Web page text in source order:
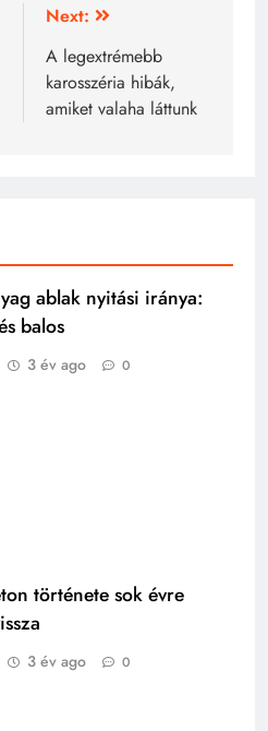
Next:
A legextrémebb
karosszéria hibák,
amiket valaha láttunk
ablak nyitási iránya:
balos
3 év ago 0
története sok évre
3 év ago 0